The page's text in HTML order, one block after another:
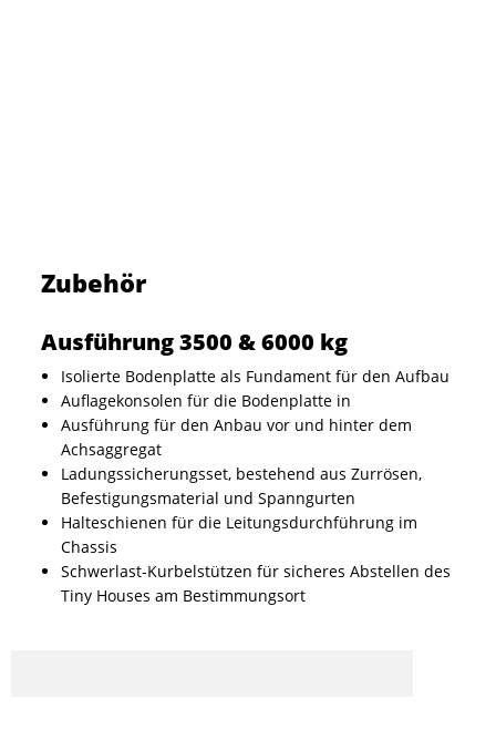
Zubehör
Ausführung 3500 & 6000 kg
Isolierte Bodenplatte als Fundament für den Aufbau
Auflagekonsolen für die Bodenplatte in
Ausführung für den Anbau vor und hinter dem
Achsaggregat
Ladungssicherungsset, bestehend aus Zurrösen,
Befestigungsmaterial und Spanngurten
Halteschienen für die Leitungsdurchführung im
Chassis
Schwerlast-Kurbelstützen für sicheres Abstellen des
Tiny Houses am Bestimmungsort